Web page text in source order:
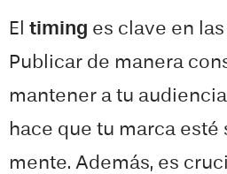
El timing es clave en
Publicar de manera
mantener a tu
hace que tu marca esté
mente. Además, es